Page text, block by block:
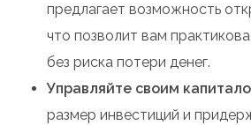
предлагает возможность
что позволит вам
без риска потери денег.
Управляйте своим
размер инвестиций и